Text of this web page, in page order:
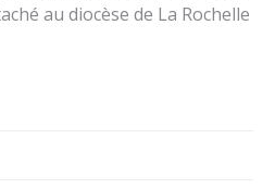
au diocèse de La Rochelle